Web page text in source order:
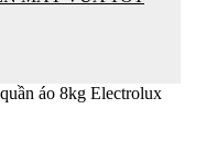
áo 8kg Electrolux